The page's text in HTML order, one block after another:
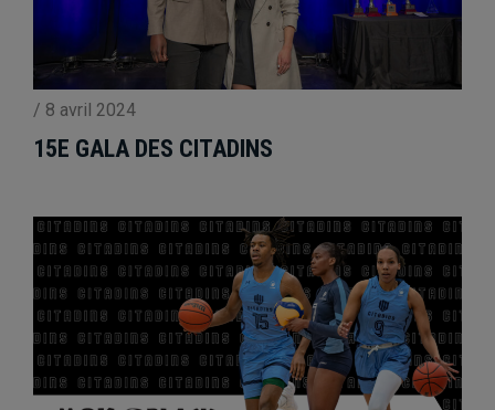
/ 8 avril 2024
15E GALA DES CITADINS